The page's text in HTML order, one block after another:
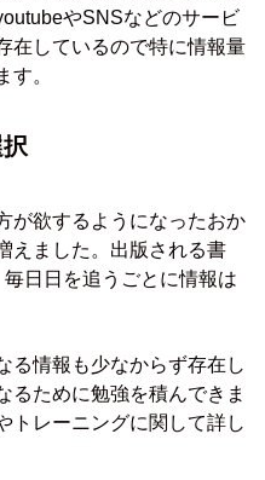
やSNSなどのサービ
在しているので特に情報量
す。
が欲するようになったおか
えました。出版される書
日日を追うごとに情報は
る情報も少なからず存在し
るために勉強を積んできま
トレーニングに関して詳し